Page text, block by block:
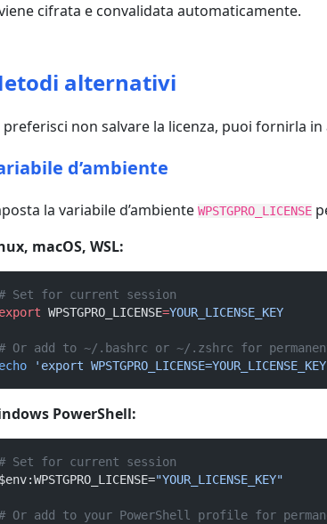
cifrata e convalidata automaticamente.
alternativi
preferisci non salvare la licenza, puoi fornirla
d’ambiente
la variabile d’ambienteWPSTGPRO_LICENSE
macOS, WSL:
Set for current session
export WPSTGPRO_LICENSE=YOUR_LICENSE_KEY
Or add to ~/.bashrc or ~/.zshrc for
echo
'export
PowerShell:
Set for current session
$env:WPSTGPRO_LICENSE="YOUR_LICENSE_KEY"
Or add to your PowerShell profile for